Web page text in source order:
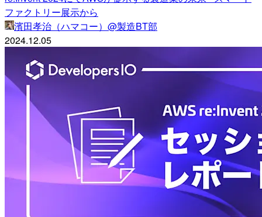
ファクトリー展示から
濱田孝治（ハマコー）@製造BT部
2024.12.05